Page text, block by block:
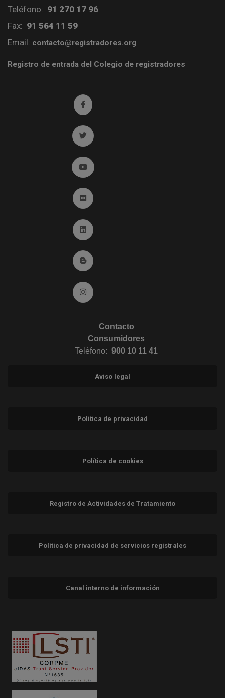
Teléfono: 91 270 17 96
Fax: 91 564 11 59
Email: contacto@registradores.org
Registro de entrada del Colegio de registradores
Ir a facebook (abre en ventana nueva)
Ir a twitter (abre en ventana nueva)
Ir a YouTube (abre en ventana nueva)
Ir a Flickr (abre en ventana nueva)
Ir a Linkedin (abre en ventana nueva)
Ir al Blog (abre en ventana nueva)
Ir a Instagram (abre en ventana nueva)
Contacto
Consumidores
Teléfono: 900 10 11 41
Aviso legal
Política de privacidad
Política de cookies
Registro de Actividades de Tratamiento
Política de privacidad de servicios registrales
Canal interno de información